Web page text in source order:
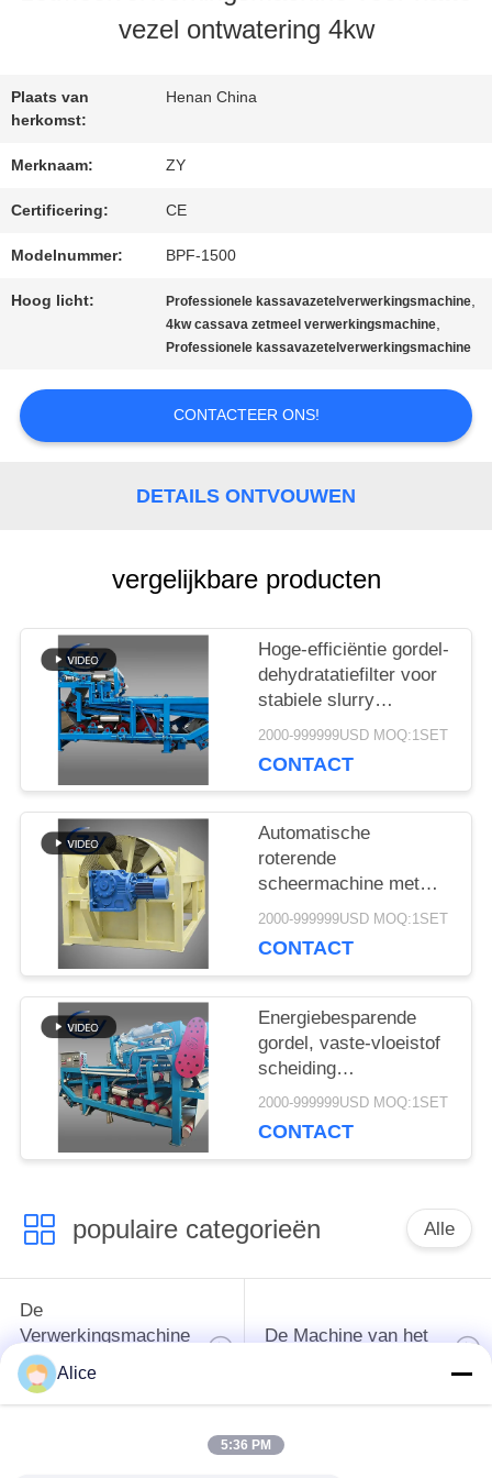
KWALITEITSCONTROLE
CONTACTEER
ONS
NIEUWS
CITAAT
SITEMAP
PRIVACY
POLICY
vezel ontwatering 4kw
Plaats van
herkomst:
Henan China
Merknaam: ZY
Certificering: CE
Modelnummer: BPF-1500
Hoog licht: Professionele kassavazetelverwerkingsmachine,
4kw cassava zetmeel verwerkingsmachine,
Professionele kassavazetelverwerkingsmachine
CONTACTEER ONS!
DETAILS ONTVOUWEN
vergelijkbare producten
Hoge-efficiëntie gordel-
dehydratatiefilter voor
stabiele slurry
ontwatering in cassava
productielijnen
2000-999999USD MOQ:1SET
CONTACT
Automatische
roterende
scheermachine met
stabiele prestaties voor
maniok en
2000-999999USD MOQ:1SET
CONTACT
Energiebesparende
gordel, vaste-vloeistof
scheiding
ontwateringsmachine
vezelcapaciteit van 4
2000-999999USD MOQ:1SET
CONTACT
populaire categorieën Alle
De
Verwerkingsmachine
van het
maniokzetmeel
De Machine van het
De
Alice
5:36 PM